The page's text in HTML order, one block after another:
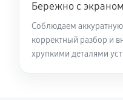
Бережно с
Соблюдаем
корректный разбор и
хрупкими деталями